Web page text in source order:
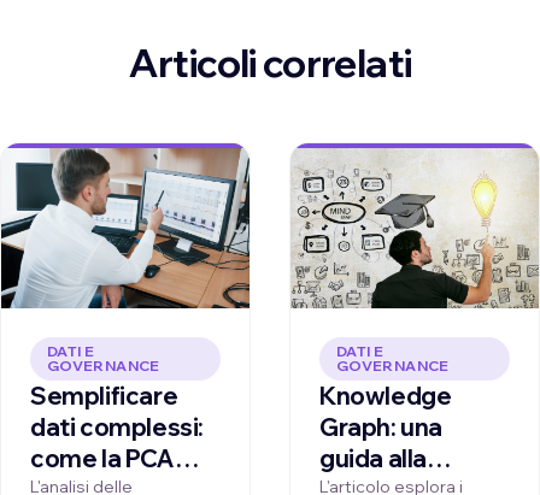
Articoli correlati
DATI E
GOVERNANCE
Semplificare
dati complessi:
come la PCA
L'analisi delle
DATI E
GOVERNANCE
Knowledge
Graph: una
guida alla
L'articolo esplora i